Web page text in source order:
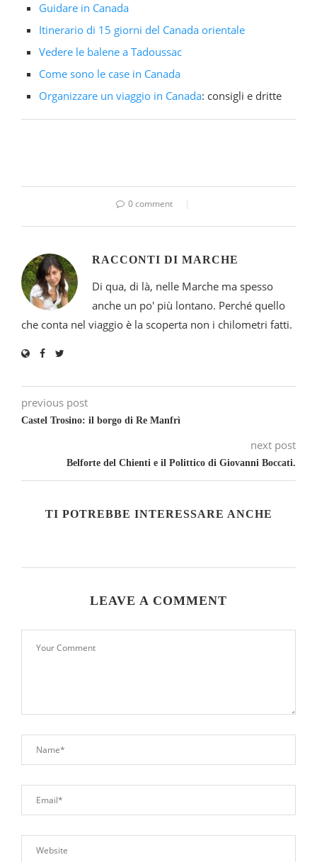
Guidare in Canada
Itinerario di 15 giorni del Canada orientale
Vedere le balene a Tadoussac
Come sono le case in Canada
Organizzare un viaggio in Canada: consigli e dritte
0 comment
RACCONTI DI MARCHE
Di qua, di là, nelle Marche ma spesso
anche un po' più lontano. Perché quello
che conta nel viaggio è la scoperta non i chilometri fatti.
previous post
Castel Trosino: il borgo di Re Manfrì
next post
Belforte del Chienti e il Polittico di Giovanni Boccati.
TI POTREBBE INTERESSARE ANCHE
LEAVE A COMMENT